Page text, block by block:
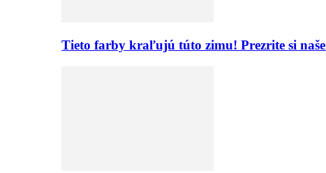
Tieto farby kraľujú túto zimu! Prezrite si